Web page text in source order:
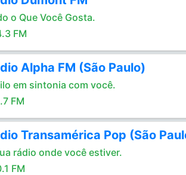
o Que Você Gosta.
FM
Alpha FM (São Paulo)
em sintonia com você.
FM
Transamérica Pop (São
rádio onde você estiver.
FM